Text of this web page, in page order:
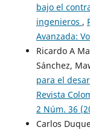
bajo el
ingenieros ,
Avanzada:
Ricardo A
Sánchez,
para el
Revista
2 Núm. 36
Carlos